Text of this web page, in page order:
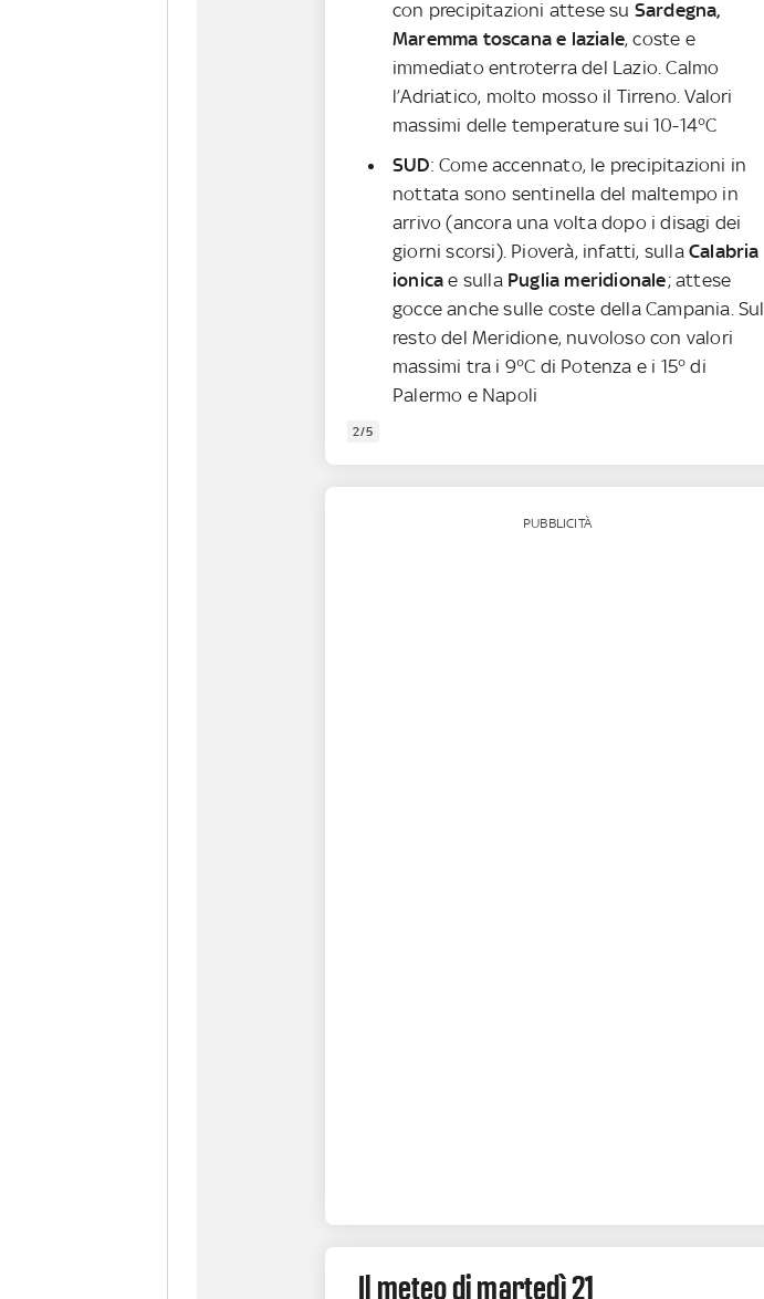
con precipitazioni attese su Sardegna,
Maremma toscana e laziale, coste e
immediato entroterra del Lazio. Calmo
l’Adriatico, molto mosso il Tirreno. Valori
massimi delle temperature sui 10-14°C
SUD: Come accennato, le precipitazioni in
nottata sono sentinella del maltempo in
arrivo (ancora una volta dopo i disagi dei
giorni scorsi). Pioverà, infatti, sulla Calabria
ionica e sulla Puglia meridionale; attese
gocce anche sulle coste della Campania. Sul
resto del Meridione, nuvoloso con valori
massimi tra i 9°C di Potenza e i 15° di
Palermo e Napoli
2/5
PUBBLICITÀ
Il meteo di martedì 21